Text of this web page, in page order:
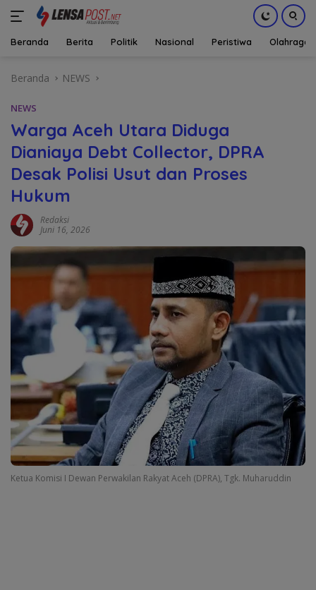
Beranda Berita Politik Nasional Peristiwa Olahraga
Beranda NEWS
NEWS
Warga Aceh Utara Diduga
Dianiaya Debt Collector, DPRA
Desak Polisi Usut dan Proses
Hukum
Redaksi
Juni 16, 2026
Ketua Komisi I Dewan Perwakilan Rakyat Aceh (DPRA), Tgk. Muharuddin